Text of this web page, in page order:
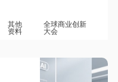
其他
资料
全球商业创新
大会